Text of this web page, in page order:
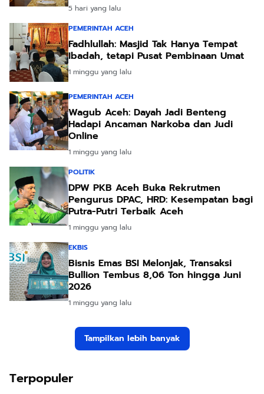
5 hari yang lalu
PEMERINTAH ACEH
Fadhlullah: Masjid Tak Hanya Tempat
Ibadah, tetapi Pusat Pembinaan Umat
1 minggu yang lalu
PEMERINTAH ACEH
Wagub Aceh: Dayah Jadi Benteng
Hadapi Ancaman Narkoba dan Judi
Online
1 minggu yang lalu
POLITIK
DPW PKB Aceh Buka Rekrutmen
Pengurus DPAC, HRD: Kesempatan bagi
Putra-Putri Terbaik Aceh
1 minggu yang lalu
EKBIS
Bisnis Emas BSI Melonjak, Transaksi
Bullion Tembus 8,06 Ton hingga Juni
2026
1 minggu yang lalu
Tampilkan lebih banyak
Terpopuler